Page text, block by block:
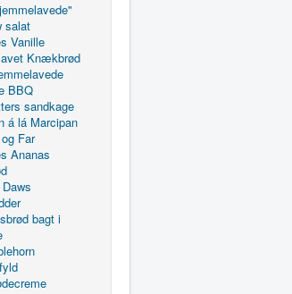
salat
Vanille
Knækbrød
BBQ
sandkage
á lá Marcipan
Far
Ananas
bagt i